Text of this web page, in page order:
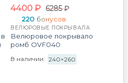
4400₽ 6285₽
220 бонусов
ВЕЛЮРОВЫЕ ПОКРЫВАЛА
Велюровое покрывало
ромб OVF040
В наличии: 240×260